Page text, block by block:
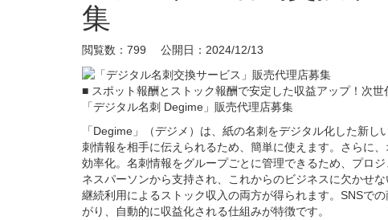
集
閲覧数：799 公開日：2024/12/13
■ スポット報酬とストック報酬で安定した収益アップ！次世
「デジタル名刺 Degime」販売代理店募集
「Degime」（デジメ）は、紙の名刺をデジタル化した新
刺情報を相手に伝えられるため、簡単に使えます。さらに
効率化。名刺情報をグループごとに管理できるため、プロ
ネスパーソンから支持され、これからのビジネスに欠かせ
継続利用によるストック収入の両方が得られます。SNSで
がり、自動的に収益化される仕組みが特徴です。